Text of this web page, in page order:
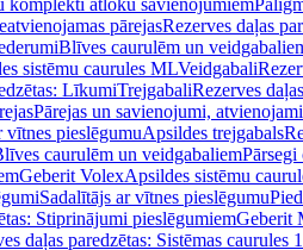
komplekti atloku savienojumiem
pārejasRezerves daļas
Blīves caurulēm un
sistēmu caurules MLVeidgabali
LīkumiTrejgabaliRezerves
Pārejas un savienojumi, atvienojami
vītnes pieslēgumuApsildes trejgabals
caurulēm un veidgabaliemPārsegi
Geberit VolexApsildes sistēmu
Sadalītājs ar vītnes pieslēgumu
Stiprinājumi pieslēgumiemGeberit
daļas paredzētas: Sistēmas caurules